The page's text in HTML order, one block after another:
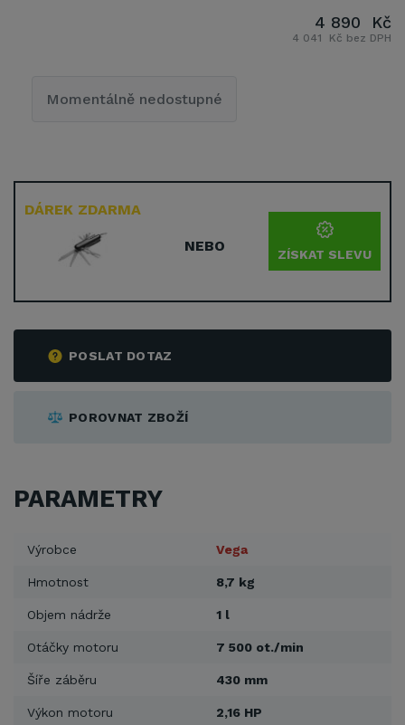
POSLAT DOTAZ
POROVNAT ZBOŽÍ
DÁREK ZDARMA
NEBO ZÍSKAT SLEVU
4 890 Kč
4 041 Kč bez DPH
Momentálně nedostupné
PARAMETRY
Výrobce Vega
Hmotnost 8,7 kg
Objem nádrže 1 l
Otáčky motoru 7 500 ot./min
Šíře záběru 430 mm
Výkon motoru 2,16 HP